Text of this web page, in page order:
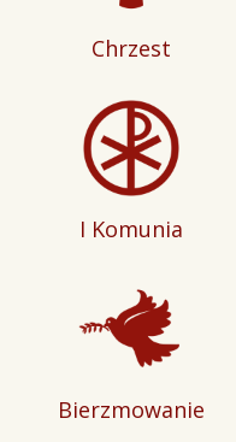
Chrzest
I Komunia
Bierzmowanie